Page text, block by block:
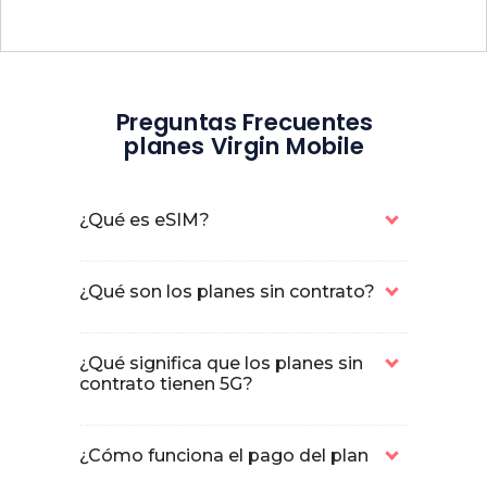
Preguntas Frecuentes
planes Virgin Mobile
¿Qué es eSIM?
¿Qué son los planes sin contrato?
¿Qué significa que los planes sin
contrato tienen 5G?
¿Cómo funciona el pago del plan